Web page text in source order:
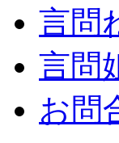
言問
言問
お問